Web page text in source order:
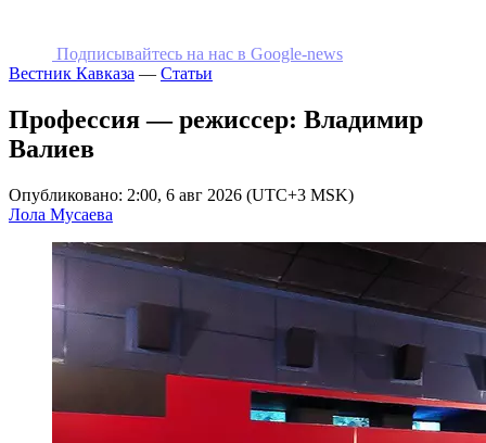
Подписывайтесь на наc в Google-news
Вестник Кавказа — Статьи
Профессия — режиссер: Владимир
Валиев
Опубликовано: 2:00, 6 авг 2026 (UTC+3 MSK)
Лола Мусаева